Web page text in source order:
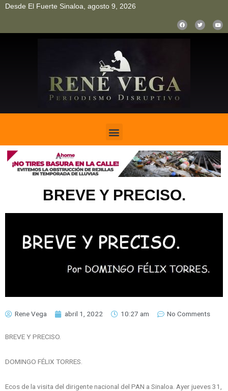
Desde El Fuerte Sinaloa, agosto 9, 2026
BREVE Y PRECISO.
Rene Vega abril 1, 2022 10:27 am No Comments
BREVE Y PRECISO.
DOMINGO FÉLIX TORRES.
Ecos de la visita del dirigente nacional del PAN a Sinaloa. Ayer jueves 31,